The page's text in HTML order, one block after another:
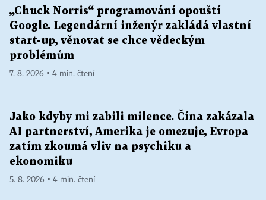
„Chuck Norris“ programování opouští
Google. Legendární inženýr zakládá vlastní
start-up, věnovat se chce vědeckým
problémům
7. 8. 2026 ▪ 4 min. čtení
Jako kdyby mi zabili milence. Čína zakázala
AI partnerství, Amerika je omezuje, Evropa
zatím zkoumá vliv na psychiku a
ekonomiku
5. 8. 2026 ▪ 4 min. čtení